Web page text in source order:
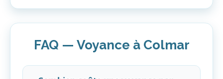
FAQ — Voyance à Colmar